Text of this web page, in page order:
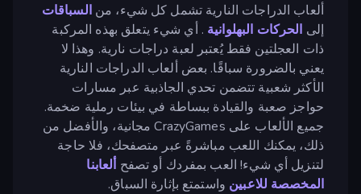
ألعاب الدراجات النارية تشمل كل شيء، منالسباقات
إلى الحركات البهلوانية . أي شيء يتعلق بهذه المركبة
ذات العجلتين فقط يُعتبر لعبة دراجات نارية. وهذا لا
يعني بالضرورة سباقًا. بعض ألعاب الدراجات النارية
الأكثر شعبية تتضمن تحدي الجاذبية عبر مسارات
حواجز صعبة والقيادة ببساطة في بيئات رملية ضخمة.
جميع الألعاب على CrazyGames مجانية، والأفضل من
ذلك، يمكنك اللعب مباشرةً عبر متصفحك، فلا حاجة
لتنزيل أي شيء! العب بمفردك أو تصفحألعابنا
المخصصة للاعبين واستمتع بإثارة السباق.